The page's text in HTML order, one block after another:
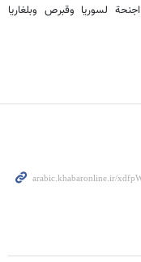
مربع بجوار اجنحة لسوریا وقبرص وبلغاریا